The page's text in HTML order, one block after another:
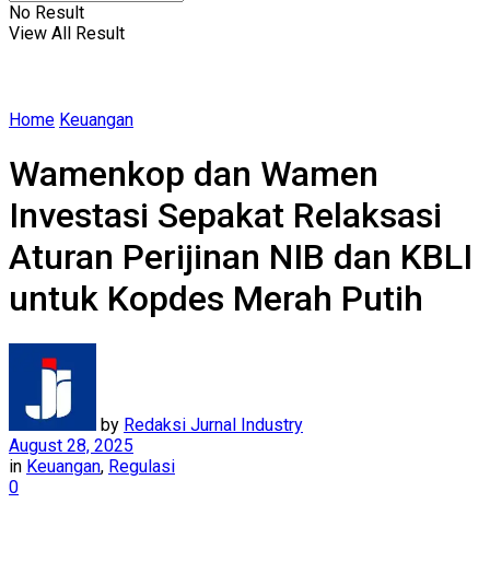
No Result
View All Result
Home Keuangan
Wamenkop dan Wamen
Investasi Sepakat Relaksasi
Aturan Perijinan NIB dan KBLI
untuk Kopdes Merah Putih
by Redaksi Jurnal Industry
August 28, 2025
in Keuangan, Regulasi
0